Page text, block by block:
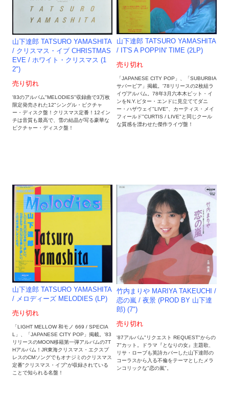
山下達郎 TATSURO YAMASHITA
/ クリスマス・イブ CHRISTMAS
EVE / ホワイト・クリスマス (1
2")
売り切れ
'83のアルバム"MELODIES"収録曲で3万枚
限定発売された12"シングル・ピクチャ
ー・ディスク盤！クリスマス定番！12イン
チは音質も最高で、雪の結晶が写る豪華な
ピクチャー・ディスク盤！
山下達郎 TATSURO YAMASHITA
/ IT'S A POPPIN' TIME (2LP)
売り切れ
「JAPANESE CITY POP」、「SUBURBIA
サバービア」掲載。'78リリースの2枚組ラ
イヴアルバム。78年3月六本木ピット・イ
ンをN.Y.ビター・エンドに見立ててダニ
ー・ハザウェイ"LIVE"、カーティス・メイ
フィールド"CURTIS / LIVE"と同じクール
な質感を漂わせた傑作ライヴ盤！
山下達郎 TATSURO YAMASHITA
/ メロディーズ MELODIES (LP)
売り切れ
「LIGHT MELLOW 和モノ 669 / SPECIA
L」、「JAPANESE CITY POP」掲載。'83
リリースのMOON移籍第一弾アルバムの7T
Hアルバム！JR東海クリスマス・エクスプ
レスのCMソングでもオナジミのクリスマス
定番"クリスマス・イブ"が収録されている
ことで知られる名盤！
竹内まりや MARIYA TAKEUCHI /
恋の嵐 / 夜景 (PROD BY 山下達
郎) (7")
売り切れ
'87アルバム"リクエスト REQUEST"からの
7"カット。ドラマ『となりの女』主題歌、
リサ・ローブも英詩カバーした山下達郎の
コーラスから入る不倫をテーマとしたメラ
ンコリックな"恋の嵐"。